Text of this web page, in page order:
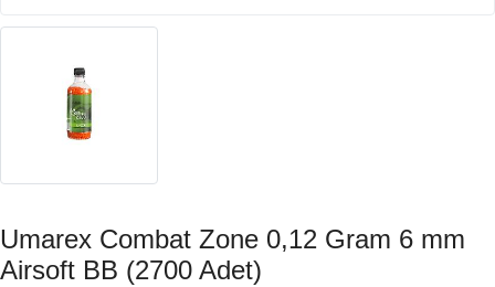
Umarex Combat Zone 0,12 Gram 6 mm
Airsoft BB (2700 Adet)